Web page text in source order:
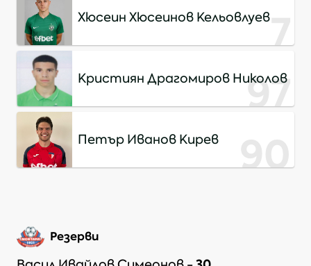
Хюсеин Хюсеинов Кельовлуев7
Кристиян Драгомиров Николов
97
Петър Иванов Кирев 90
Резерви